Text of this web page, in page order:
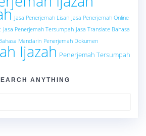
Jasa Penerjemah Lisan Jasa Penerjemah Online
Jasa Penerjemah Tersumpah Jasa Translate Bahasa
Mandarin Penerjemah Dokumen
Ijazah Penerjemah Tersumpah
ANYTHING